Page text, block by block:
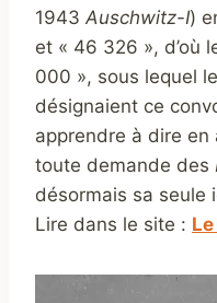
1943 Auschwitz-I)
et « 46 326 », d’où
000 », sous lequel
désignaient ce
apprendre à dire en
toute demande des
désormais sa seule
Lire dans le site :